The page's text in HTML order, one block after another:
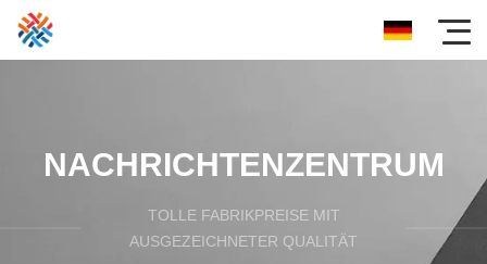
NACHRICHTENZENTRUM
TOLLE FABRIKPREISE MIT
AUSGEZEICHNETER QUALITÄT